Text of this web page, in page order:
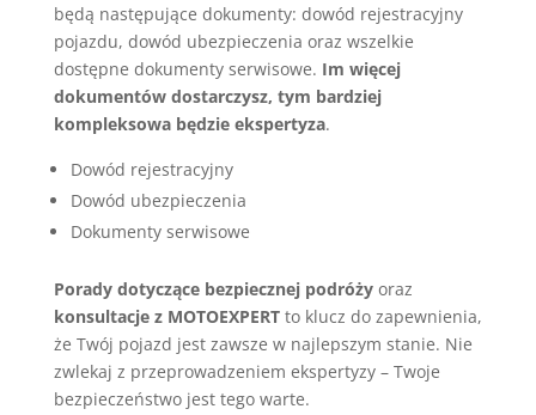
będą następujące dokumenty: dowód rejestracyjny
pojazdu, dowód ubezpieczenia oraz wszelkie
dostępne dokumenty serwisowe. Im więcej
dokumentów dostarczysz, tym bardziej
kompleksowa będzie ekspertyza.
Dowód rejestracyjny
Dowód ubezpieczenia
Dokumenty serwisowe
Porady dotyczące bezpiecznej podróżyoraz
konsultacje z MOTOEXPERTto klucz do zapewnienia,
że Twój pojazd jest zawsze w najlepszym stanie. Nie
zwlekaj z przeprowadzeniem ekspertyzy – Twoje
bezpieczeństwo jest tego warte.